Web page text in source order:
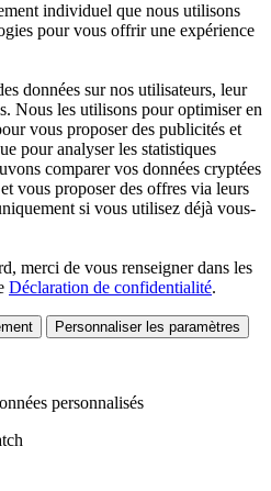
individuel que nous utilisons
pour vous offrir une expérience
données sur nos utilisateurs, leur
Nous les utilisons pour optimiser en
vous proposer des publicités et
pour analyser les statistiques
comparer vos données cryptées
vous proposer des offres via leurs
si vous utilisez déjà vous-
merci de vous renseigner dans les
Déclaration de confidentialité.
Personnaliser les paramètres
personnalisés